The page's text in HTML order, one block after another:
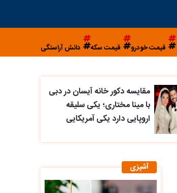
قیمت خودرو قیمت سکه دانش آراستگی
مقایسه دکور خانه آیسان در دبی
با مینا مختاری؛ یکی سلیقه
اروپایی دارد یکی آمریکایی
آشپزی